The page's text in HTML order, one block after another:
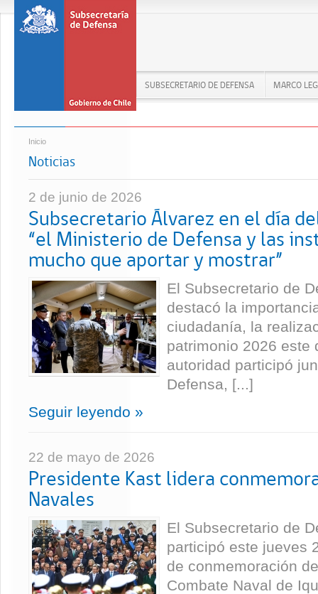
SUBSECRETARIO DE DEFENSA MARCO
Inicio
Noticias
2 de junio de 2026
Subsecretario Álvarez en el día
“el Ministerio de Defensa y las
mucho que aportar y mostrar”
El Subsecretario de
destacó la
ciudadanía, la
patrimonio 2026 este
autoridad participó
Defensa, [...]
Seguir leyendo »
22 de mayo de 2026
Presidente Kast lidera
Navales
El Subsecretario de
participó este jueves
de conmemoración
Combate Naval de